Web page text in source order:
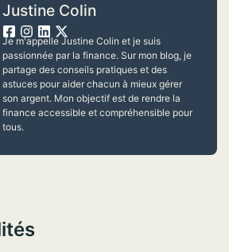
Justine Colin
Je m'appelle Justine Colin et je suis
passionnée par la finance. Sur mon blog, je
partage des conseils pratiques et des
astuces pour aider chacun à mieux gérer
son argent. Mon objectif est de rendre la
finance accessible et compréhensible pour
tous.